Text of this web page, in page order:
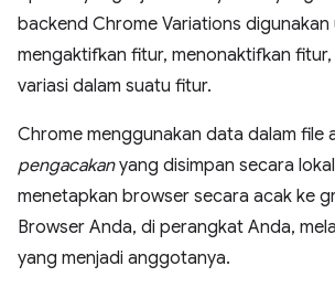
backend Chrome Variations digunakan
mengaktifkan fitur, menonaktifkan
variasi dalam suatu fitur.
Chrome menggunakan data dalam file
pengacakanyang disimpan secara
menetapkan browser secara acak ke
Browser Anda, di perangkat Anda,
yang menjadi anggotanya.